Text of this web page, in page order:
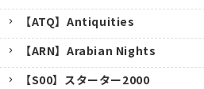
【ATQ】Antiquities
【ARN】Arabian Nights
【S00】スターター2000